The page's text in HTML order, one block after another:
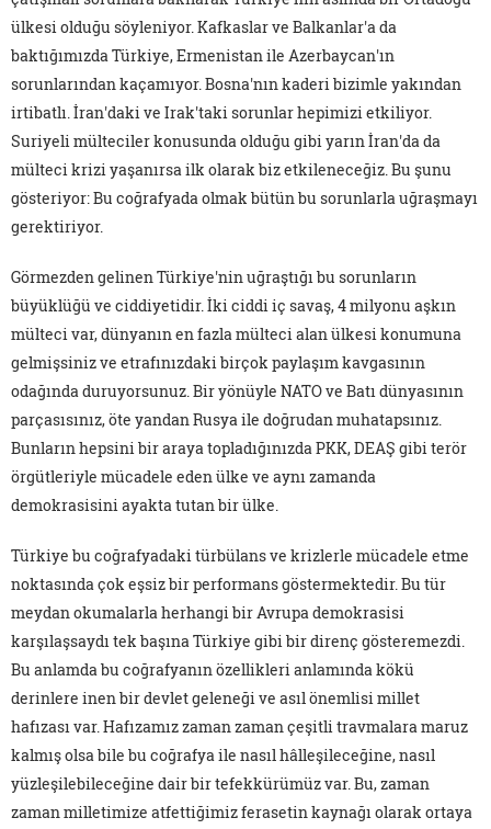
ülkesi olduğu söyleniyor. Kafkaslar ve Balkanlar'a da
baktığımızda Türkiye, Ermenistan ile Azerbaycan'ın
sorunlarından kaçamıyor. Bosna'nın kaderi bizimle yakından
irtibatlı. İran'daki ve Irak'taki sorunlar hepimizi etkiliyor.
Suriyeli mülteciler konusunda olduğu gibi yarın İran'da da
mülteci krizi yaşanırsa ilk olarak biz etkileneceğiz. Bu şunu
gösteriyor: Bu coğrafyada olmak bütün bu sorunlarla uğraşmayı
gerektiriyor.
Görmezden gelinen Türkiye'nin uğraştığı bu sorunların
büyüklüğü ve ciddiyetidir. İki ciddi iç savaş, 4 milyonu aşkın
mülteci var, dünyanın en fazla mülteci alan ülkesi konumuna
gelmişsiniz ve etrafınızdaki birçok paylaşım kavgasının
odağında duruyorsunuz. Bir yönüyle NATO ve Batı dünyasının
parçasısınız, öte yandan Rusya ile doğrudan muhatapsınız.
Bunların hepsini bir araya topladığınızda PKK, DEAŞ gibi terör
örgütleriyle mücadele eden ülke ve aynı zamanda
demokrasisini ayakta tutan bir ülke.
Türkiye bu coğrafyadaki türbülans ve krizlerle mücadele etme
noktasında çok eşsiz bir performans göstermektedir. Bu tür
meydan okumalarla herhangi bir Avrupa demokrasisi
karşılaşsaydı tek başına Türkiye gibi bir direnç gösteremezdi.
Bu anlamda bu coğrafyanın özellikleri anlamında kökü
derinlere inen bir devlet geleneği ve asıl önemlisi millet
hafızası var. Hafızamız zaman zaman çeşitli travmalara maruz
kalmış olsa bile bu coğrafya ile nasıl hâlleşileceğine, nasıl
yüzleşilebileceğine dair bir tefekkürümüz var. Bu, zaman
zaman milletimize atfettiğimiz ferasetin kaynağı olarak ortaya